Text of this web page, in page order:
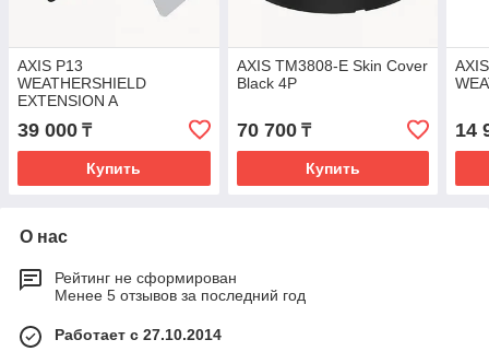
AXIS P13
WEATHERSHIELD
EXTENSION A
39 000 ₸
Купить
AXIS TM3808-E Skin Cover
Black 4P
70 700₸
Купить
14
О нас
Рейтинг не сформирован
Менее 5 отзывов за последний год
Работает с 27.10.2014